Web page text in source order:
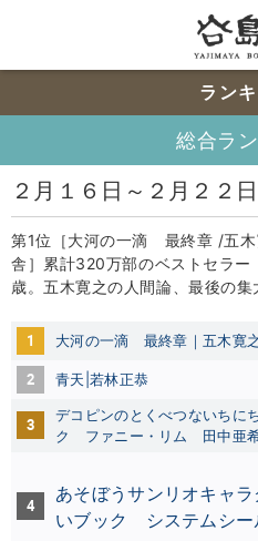
ラン
総合ラ
２月１６日～２月２２日
第1位［大河の一滴 最終章 /五
舎］累計320万部のベストセラ
歳。五木寛之の人間論、最後の集
1 大河の一滴 最終章｜五木寛
2 青天|若林正恭
3 デコピンのとくべつないちに
ク
ファニー・リム 田中亜
4
あそぼうサンリオキャ
いブック システムシー